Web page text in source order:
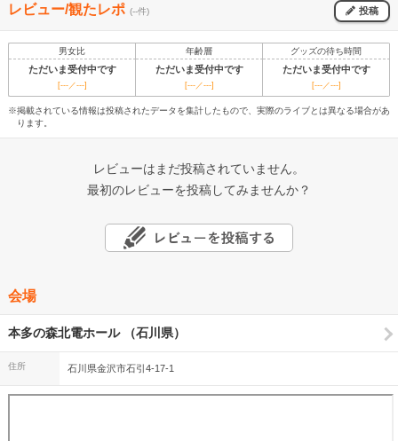
レビュー/観たレポ (--件) 投稿
男女比 年齢層 グッズの待ち時間
ただいま受付中です ただいま受付中です ただいま受付中です
[---／---] [---／---] [---／---]
※掲載されている情報は投稿されたデータを集計したもので、実際のライブとは異なる場合があ
ります。
レビューはまだ投稿されていません。
最初のレビューを投稿してみませんか？
会場
本多の森北電ホール （石川県）
住所 石川県金沢市石引4-17-1